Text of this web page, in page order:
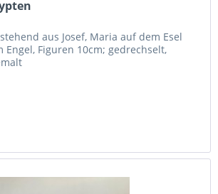
aus Josef, Maria auf dem Esel
Figuren 10cm; gedrechselt,